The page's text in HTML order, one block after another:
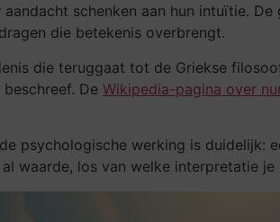
schenken aan hun intuïtie.
die betekenis overbrengt.
die teruggaat tot de Griekse
De Wikipedia-pagina over
psychologische werking is
waarde, los van welke interpretatie je